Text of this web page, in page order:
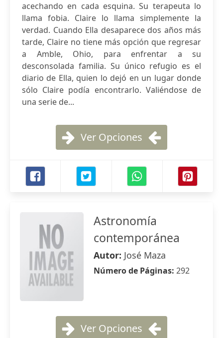
acechando en cada esquina. Su terapeuta lo
llama fobia. Claire lo llama simplemente la
verdad. Cuando Ella desaparece dos años más
tarde, Claire no tiene más opción que regresar
a Amble, Ohio, para enfrentar a su
desconsolada familia. Su único refugio es el
diario de Ella, quien lo dejó en un lugar donde
sólo Claire podía encontrarlo. Valiéndose de
una serie de...
Ver Opciones
Astronomía
contemporánea
Autor: José Maza
Número de Páginas: 292
Ver Opciones